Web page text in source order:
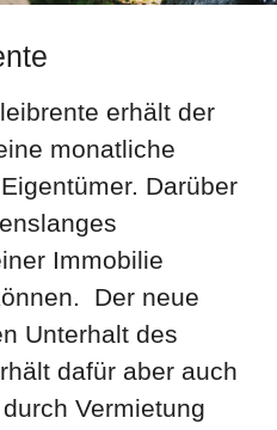
erhält der
monatliche
Darüber
Immobilie
Der neue
Unterhalt des
dafür aber auch
Vermietung